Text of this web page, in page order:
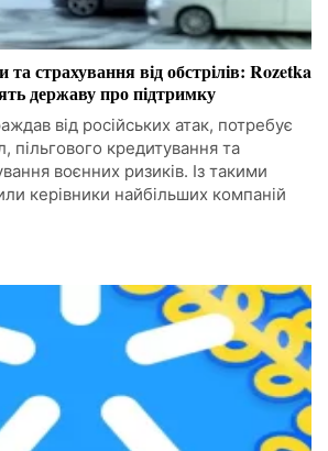
та страхування від обстрілів: Rozetka
державу про підтримку
від російських атак, потребує
пільгового кредитування та
воєнних ризиків. Із такими
керівники найбільших компаній